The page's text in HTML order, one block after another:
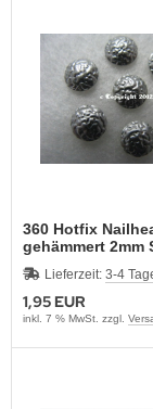
360 Hotfix
gehämmert 2mm
Lieferzeit: 3-4
1,95 EUR
inkl. 7 % MwSt. zzgl.
– Strass
Skull – Strass
Vorlagen,